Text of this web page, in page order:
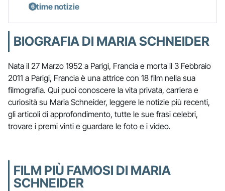
Ultime notizie
BIOGRAFIA DI MARIA SCHNEIDER
Nata il 27 Marzo 1952 a Parigi, Francia e morta il 3 Febbraio
2011 a Parigi, Francia è una attrice con 18 film nella sua
filmografia. Qui puoi conoscere la vita privata, carriera e
curiosità su Maria Schneider, leggere le notizie più recenti,
gli articoli di approfondimento, tutte le sue frasi celebri,
trovare i premi vinti e guardare le foto e i video.
FILM PIÙ FAMOSI DI MARIA
SCHNEIDER